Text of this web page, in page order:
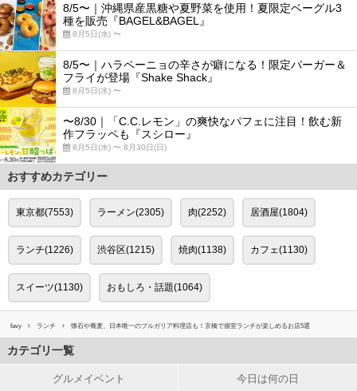
8/5〜｜沖縄県産黒糖や夏野菜を使用！夏限定ベーグル3
種を販売『BAGEL&BAGEL』
8月5日(水) 〜
8/5〜｜ハラペーニョの辛さが癖になる！限定バーガー＆
フライが登場『Shake Shack』
8月5日(水) 〜
〜8/30｜「C.C.レモン」の爽快なパフェに注目！飲む新
作フラッペも『スシロー』
8月5日(水) 〜 8月30日(日)
おすすめカテゴリー
東京都(7553) ラーメン(2305) 肉(2252) 居酒屋(1804)
ランチ(1226) 渋谷区(1215) 焼肉(1138) カフェ(1130)
スイーツ(1130) おもしろ・話題(1064)
favy ランチ 懐石や蕎麦、日本唯一のブルガリア料理店も！京橋で個室ランチが楽しめるお店5選
カテゴリ一覧
グルメイベント 今日は何の日